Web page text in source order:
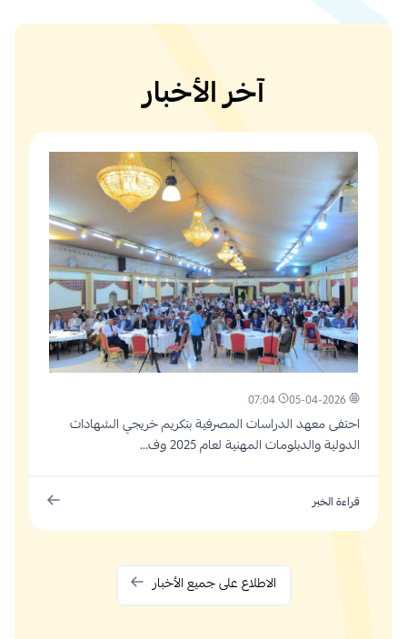
آخر الأخبار
05-04-2026
07:04
احتفى معهد الدراسات المصرفية بتكريم خريجي الشهادات
الدولية والدبلومات المهنية لعام 2025 وف...
قراءة الخبر
الاطلاع على جميع الأخبار